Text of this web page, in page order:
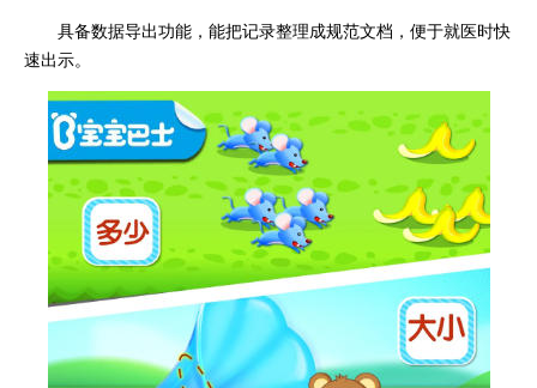
具备数据导出功能，能把记录整理成规范文档，便于就医时快
速出示。